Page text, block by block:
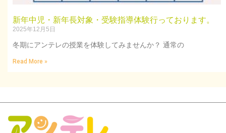
新年中児・新年長対象・受験指導体験行っております。
2025年12月5日
冬期にアンテレの授業を体験してみませんか？ 通常の
Read More »